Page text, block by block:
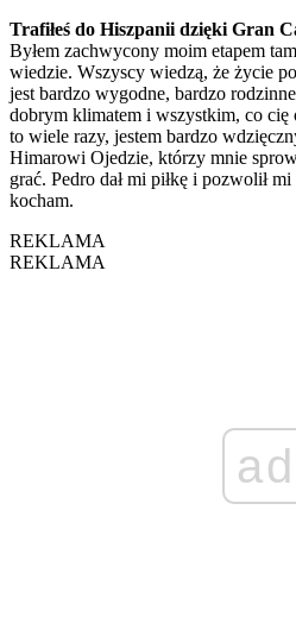
Trafiłeś do Hiszpanii dzięki Gran
Byłem zachwycony moim etapem
wiedzie. Wszyscy wiedzą, że życie
jest bardzo wygodne, bardzo
dobrym klimatem i wszystkim, co cię
to wiele razy, jestem bardzo
Himarowi Ojedzie, którzy mnie
grać. Pedro dał mi piłkę i pozwolił
kocham.
REKLAMA
REKLAMA
ad